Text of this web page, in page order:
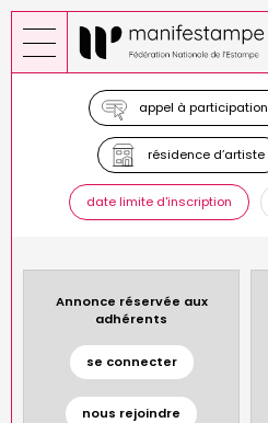
Aller
au
contenu
appel à participation
résidence d’artiste
date limite d'inscription
Annonce réservée aux
adhérents
se connecter
nous rejoindre